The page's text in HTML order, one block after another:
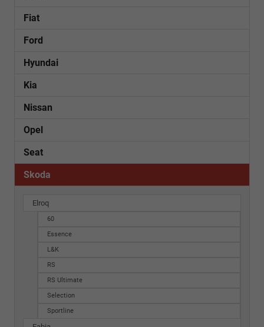
Fiat
Ford
Hyundai
Kia
Nissan
Opel
Seat
Skoda
Elroq
60
Essence
L&K
RS
RS Ultimate
Selection
Sportline